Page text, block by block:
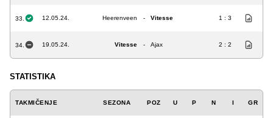
33. 12.05.24. Heerenveen - Vitesse 1 : 3
34. 19.05.24. Vitesse - Ajax 2 : 2
STATISTIKA
TAKMIČENJE SEZONA POZ U P N I GR